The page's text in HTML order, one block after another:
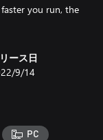
you run, the
ース日
9/14
PC